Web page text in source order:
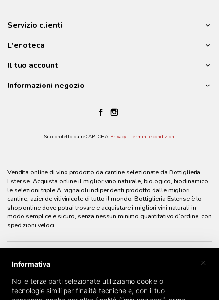
Servizio clienti
L'enoteca
Il tuo account
Informazioni negozio
Sito protetto da reCAPTCHA. Privacy-Termini e condizioni
Vendita online di vino prodotto da cantine selezionate da Bottiglieria
Estense. Acquista online il miglior vino naturale, biologico, biodinamico,
le selezioni triple A, vignaioli indipendenti prodotto dalle migliori
cantine, aziende vitivinicole di tutto il mondo. Bottiglieria Estense è lo
shop online dove potrai trovare e acquistare i migliori vini naturali in
modo semplice e sicuro, senza nessun minimo quantitativo d’ordine, con
spedizioni veloci.
Informativa
Noi e terze parti selezionate utilizziamo cookie o
tecnologie simili per finalità tecniche e, con il tuo
×